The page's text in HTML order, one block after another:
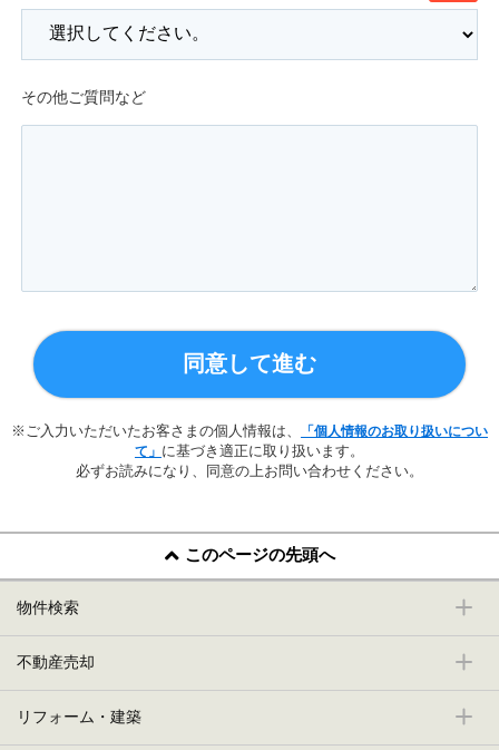
その他ご質問など
同意して進む
※ご入力いただいたお客さまの個人情報は、
「個人情報のお取り扱いについ
て」 に基づき適正に取り扱います。
必ずお読みになり、同意の上お問い合わせください。
このページの先頭へ
物件検索
不動産売却
リフォーム・建築